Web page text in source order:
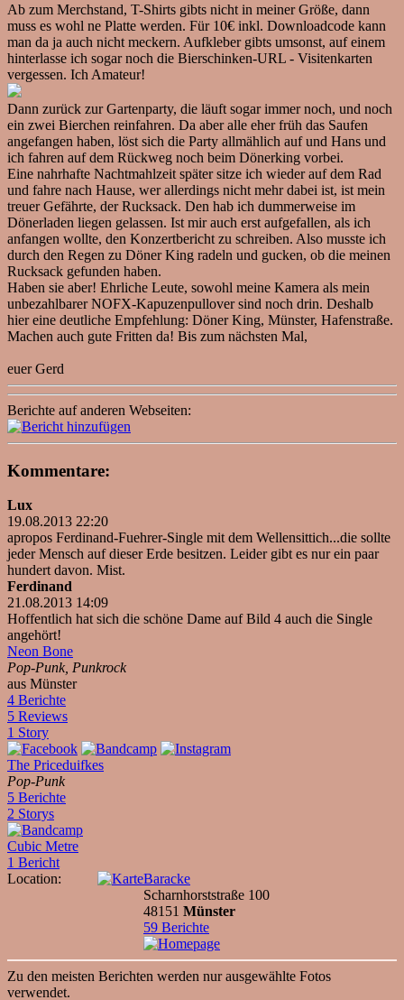
Ab zum Merchstand, T-Shirts gibts nicht in meiner Größe, dann
muss es wohl ne Platte werden. Für 10€ inkl. Downloadcode kann
man da ja auch nicht meckern. Aufkleber gibts umsonst, auf einem
hinterlasse ich sogar noch die Bierschinken-URL - Visitenkarten
vergessen. Ich Amateur!
Dann zurück zur Gartenparty, die läuft sogar immer noch, und noch
ein zwei Bierchen reinfahren. Da aber alle eher früh das Saufen
angefangen haben, löst sich die Party allmählich auf und Hans und
ich fahren auf dem Rückweg noch beim Dönerking vorbei.
Eine nahrhafte Nachtmahlzeit später sitze ich wieder auf dem Rad
und fahre nach Hause, wer allerdings nicht mehr dabei ist, ist mein
treuer Gefährte, der Rucksack. Den hab ich dummerweise im
Dönerladen liegen gelassen. Ist mir auch erst aufgefallen, als ich
anfangen wollte, den Konzertbericht zu schreiben. Also musste ich
durch den Regen zu Döner King radeln und gucken, ob die meinen
Rucksack gefunden haben.
Haben sie aber! Ehrliche Leute, sowohl meine Kamera als mein
unbezahlbarer NOFX-Kapuzenpullover sind noch drin. Deshalb
hier eine deutliche Empfehlung: Döner King, Münster, Hafenstraße.
Machen auch gute Fritten da! Bis zum nächsten Mal,
euer Gerd
Berichte auf anderen Webseiten:
Kommentare:
Lux
19.08.2013 22:20
apropos Ferdinand-Fuehrer-Single mit dem Wellensittich...die sollte
jeder Mensch auf dieser Erde besitzen. Leider gibt es nur ein paar
hundert davon. Mist.
Ferdinand
21.08.2013 14:09
Hoffentlich hat sich die schöne Dame auf Bild 4 auch die Single
angehört!
Neon Bone
Pop-Punk, Punkrock
aus Münster
4 Berichte
5 Reviews
1 Story
The Priceduifkes
Pop-Punk
5 Berichte
2 Storys
Cubic Metre
1 Bericht
Location:
Baracke
Scharnhorststraße 100
48151 Münster
59 Berichte
Zu den meisten Berichten werden nur ausgewählte Fotos
verwendet.